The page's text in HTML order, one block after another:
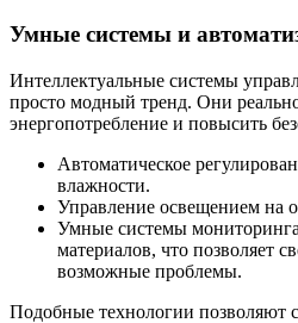
Умные системы и
Интеллектуальные системы
просто модный тренд. Они
энергопотребление и повысить
Автоматическое
влажности.
Управление освещением на
Умные системы мониторинга
материалов, что позволяет
возможные проблемы.
Подобные технологии позволяют